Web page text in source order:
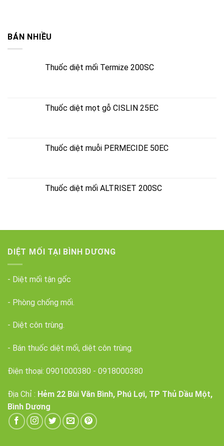
BÁN NHIỀU
Thuốc diệt mối Termize 200SC
Thuốc diệt mọt gỗ CISLIN 25EC
Thuốc diệt muỗi PERMECIDE 50EC
Thuốc diệt mối ALTRISET 200SC
DIỆT MỐI TẠI BÌNH DƯƠNG
- Diệt mối tận gốc
- Phòng chống mối.
- Diệt côn trùng.
- Bán thuốc diệt mối, diệt côn trùng.
Điện thoại: 0901000380 - 0918000380
Địa Chỉ : Hẻm 22 Bùi Văn Bình, Phú Lợi, TP Thủ Dầu Một,
Bình Dương